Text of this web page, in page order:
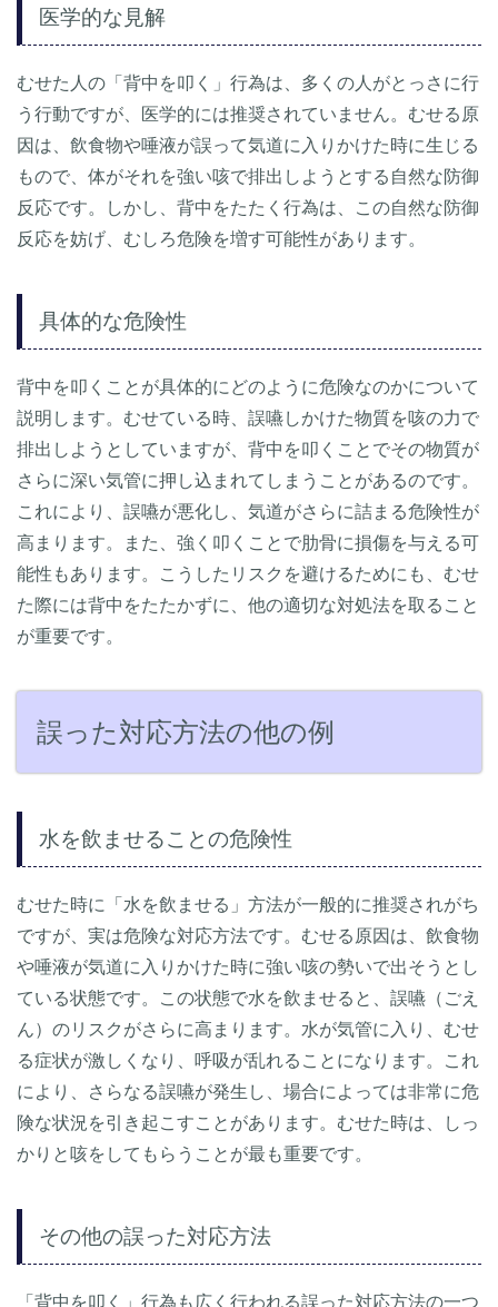
医学的な見解
むせた人の「背中を叩く」行為は、多くの人がとっさに行
う行動ですが、医学的には推奨されていません。むせる原
因は、飲食物や唾液が誤って気道に入りかけた時に生じる
もので、体がそれを強い咳で排出しようとする自然な防御
反応です。しかし、背中をたたく行為は、この自然な防御
反応を妨げ、むしろ危険を増す可能性があります。
具体的な危険性
背中を叩くことが具体的にどのように危険なのかについて
説明します。むせている時、誤嚥しかけた物質を咳の力で
排出しようとしていますが、背中を叩くことでその物質が
さらに深い気管に押し込まれてしまうことがあるのです。
これにより、誤嚥が悪化し、気道がさらに詰まる危険性が
高まります。また、強く叩くことで肋骨に損傷を与える可
能性もあります。こうしたリスクを避けるためにも、むせ
た際には背中をたたかずに、他の適切な対処法を取ること
が重要です。
誤った対応方法の他の例
水を飲ませることの危険性
むせた時に「水を飲ませる」方法が一般的に推奨されがち
ですが、実は危険な対応方法です。むせる原因は、飲食物
や唾液が気道に入りかけた時に強い咳の勢いで出そうとし
ている状態です。この状態で水を飲ませると、誤嚥（ごえ
ん）のリスクがさらに高まります。水が気管に入り、むせ
る症状が激しくなり、呼吸が乱れることになります。これ
により、さらなる誤嚥が発生し、場合によっては非常に危
険な状況を引き起こすことがあります。むせた時は、しっ
かりと咳をしてもらうことが最も重要です。
その他の誤った対応方法
「背中を叩く」行為も広く行われる誤った対応方法の一つ